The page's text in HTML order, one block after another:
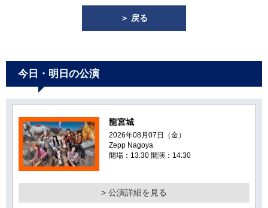
＞ 戻る
今日・明日の公演
龍宮城
2026年08月07日（金）
Zepp Nagoya
開場：13:30 開演：14:30
> 公演詳細を見る